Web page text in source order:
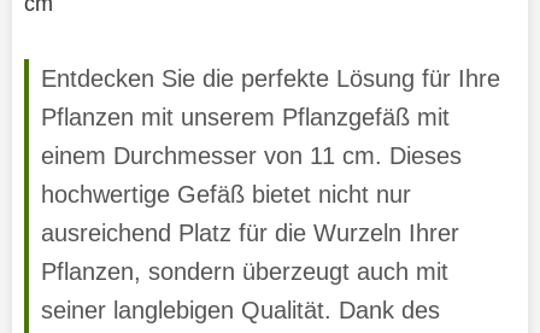
Entdecken Sie die perfekte Lösung für Ihre
Pflanzen mit unserem Pflanzgefäß mit
einem Durchmesser von 11 cm. Dieses
hochwertige Gefäß bietet nicht nur
ausreichend Platz für die Wurzeln Ihrer
Pflanzen, sondern überzeugt auch mit
seiner langlebigen Qualität. Dank des